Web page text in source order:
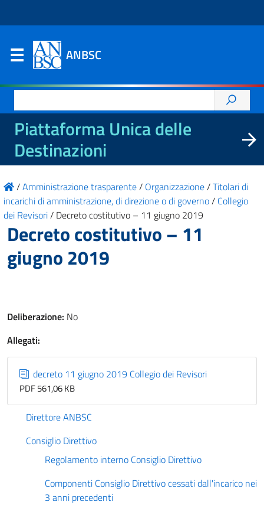
ANBSC
per:
Piattaforma Unica delle
Destinazioni
/Amministrazione trasparente/ Organizzazione/Titolari di
incarichi di amministrazione, di direzione o di governo/ Collegio
dei Revisori/ Decreto costitutivo – 11 giugno 2019
Decreto costitutivo – 11
giugno 2019
Deliberazione: No
Allegati:
decreto 11 giugno 2019 Collegio dei Revisori
PDF 561,06 KB
Direttore ANBSC
Consiglio Direttivo
Regolamento interno Consiglio Direttivo
Componenti Consiglio Direttivo cessati dall'incarico nei
3 anni precedenti